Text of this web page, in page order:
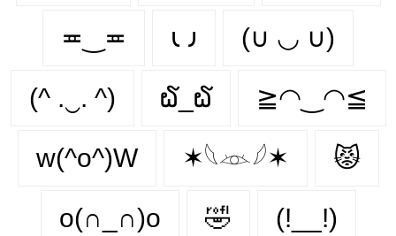
≖‿≖ 𐑧 𐑨 (∪ ◡ ∪)
(^ .‿. ^) ໖_໖ ≧◠‿◠≦
w(^o^)W ✶𓆩𓁺𓆪✶ 😾
o(∩_∩)o 🤣 (!__!)